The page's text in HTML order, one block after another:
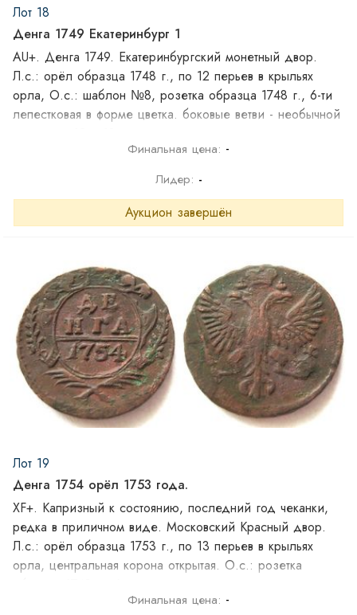
Лот 18
Денга 1749 Екатеринбург 1
AU+. Денга 1749. Екатеринбургский монетный двор.
Л.с.: орёл образца 1748 г., по 12 перьев в крыльях
орла, О.с.: шаблон №8, розетка образца 1748 г., 6-ти
лепестковая в форме цветка. боковые ветви - необычной
Финальная цена: -
Лидер: -
Аукцион завершён
Лот 19
Денга 1754 орёл 1753 года.
XF+. Капризный к состоянию, последний год чеканки,
редка в приличном виде. Московский Красный двор.
Л.с.: орёл образца 1753 г., по 13 перьев в крыльях
орла, центральная корона открытая. O.с.: розетка
боковые ветви по 12 листочков.
Финальная цена: -